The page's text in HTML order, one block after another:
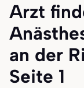
Arzt
an der
Seite 1